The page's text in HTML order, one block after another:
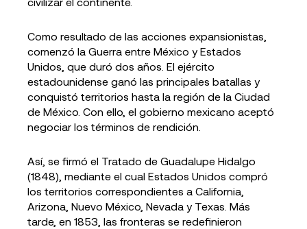
Como resultado de las acciones expansionistas,
comenzó la Guerra entre México y Estados
Unidos, que duró dos años. El ejército
estadounidense ganó las principales batallas y
conquistó territorios hasta la región de la Ciudad
de México. Con ello, el gobierno mexicano aceptó
negociar los términos de rendición.
Así, se firmó el Tratado de Guadalupe Hidalgo
(1848), mediante el cual Estados Unidos compró
los territorios correspondientes a California,
Arizona, Nuevo México, Nevada y Texas. Más
tarde, en 1853, las fronteras se redefinieron